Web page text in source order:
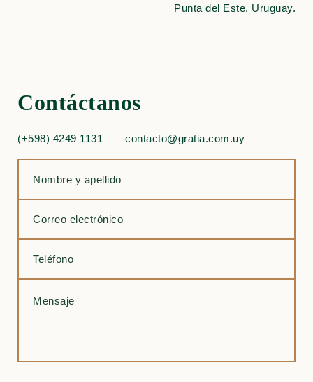
Contáctanos
(+598) 4249 1131 contacto@gratia.com.uy
Punta del Este, Uruguay.